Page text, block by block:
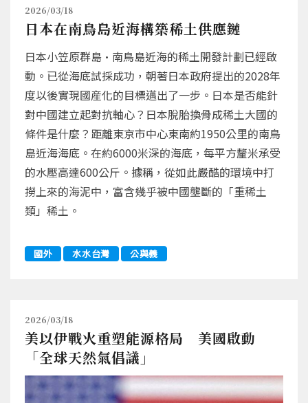
2026/03/18
日本在南鳥島近海構築稀土供應鏈
日本小笠原群島·南鳥島近海的稀土開發計劃已經啟
動。已從海底試採成功，朝著日本政府提出的2028年
度以後實現國産化的目標邁出了一步。日本是否能針
對中國建立起對抗軸心？日本脫胎換骨成稀土大國的
條件是什麼？距離東京市中心東南約1950公里的南鳥
島近海海底。在約6000米深的海底，每平方釐米承受
的水壓高達600公斤。據稱，從如此嚴酷的環境中打
撈上來的海泥中，富含幾乎被中國壟斷的「重稀土
類」稀土。
國外 水水台灣 公與義
2026/03/18
美以伊戰火重塑能源格局 美國啟動
「全球天然氣倡議」